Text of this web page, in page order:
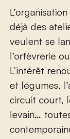
déjà des
veulent se
l’orfèvrerie
L’intérêt
et légumes,
circuit court,
levain…